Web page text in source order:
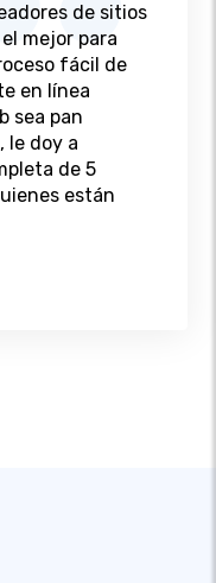
de sitios
mejor para
fácil de
en línea
sea pan
le doy a
de 5
están